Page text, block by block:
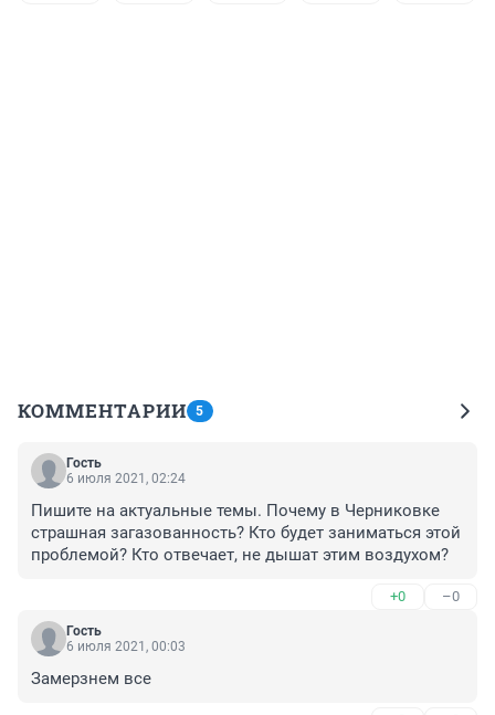
КОММЕНТАРИИ 5
Гость
6 июля 2021, 02:24
Пишите на актуальные темы. Почему в Черниковке
страшная загазованность? Кто будет заниматься этой
проблемой? Кто отвечает, не дышат этим воздухом?
+0 –0
Гость
6 июля 2021, 00:03
Замерзнем все